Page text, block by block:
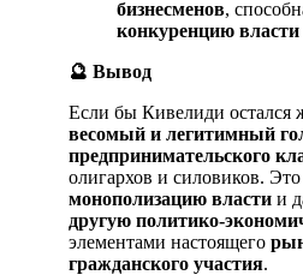
бизнесменов,
конкуренцию власти
🔮 Вывод
Если бы Кивелиди остался
весомый и легитимный
предпринимательского
олигархов и силовиков.
монополизацию власти и
другую политико-
элементами настоящего
гражданского участия.